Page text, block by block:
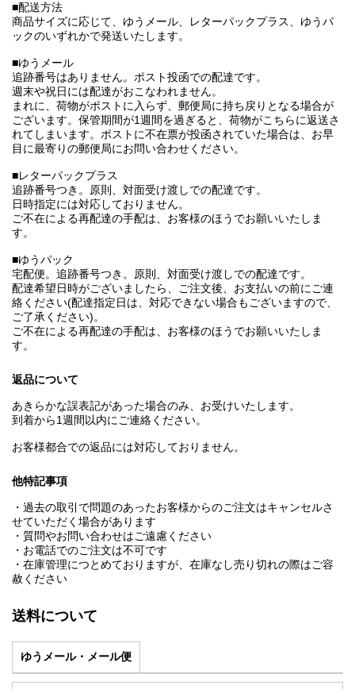
■配送方法
商品サイズに応じて、ゆうメール、レターパックプラス、ゆうパ
ックのいずれかで発送いたします。
■ゆうメール
追跡番号はありません。ポスト投函での配達です。
週末や祝日には配達がおこなわれません。
まれに、荷物がポストに入らず、郵便局に持ち戻りとなる場合が
ございます。保管期間が1週間を過ぎると、荷物がこちらに返送さ
れてしまいます。ポストに不在票が投函されていた場合は、お早
目に最寄りの郵便局にお問い合わせください。
■レターパックプラス
追跡番号つき。原則、対面受け渡しでの配達です。
日時指定には対応しておりません。
ご不在による再配達の手配は、お客様のほうでお願いいたしま
す。
■ゆうパック
宅配便。追跡番号つき。原則、対面受け渡しでの配達です。
配達希望日時がございましたら、ご注文後、お支払いの前にご連
絡ください(配達指定日は、対応できない場合もございますので、
ご了承ください)。
ご不在による再配達の手配は、お客様のほうでお願いいたしま
す。
返品について
あきらかな誤表記があった場合のみ、お受けいたします。
到着から1週間以内にご連絡ください。
お客様都合での返品には対応しておりません。
他特記事項
・過去の取引で問題のあったお客様からのご注文はキャンセルさ
せていただく場合があります
・質問やお問い合わせはご遠慮ください
・お電話でのご注文は不可です
・在庫管理につとめておりますが、在庫なし売り切れの際はご容
赦ください
送料について
ゆうメール・メール便